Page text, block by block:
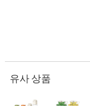
유사 상품